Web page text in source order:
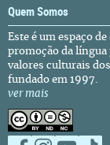
Quem Somos
Este é um espaço
promoção da língua
valores culturais
fundado em 1997.
ver mais